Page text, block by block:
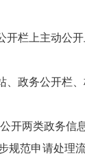
栏上主动公
政务公开栏、
两类政务信
规范申请处